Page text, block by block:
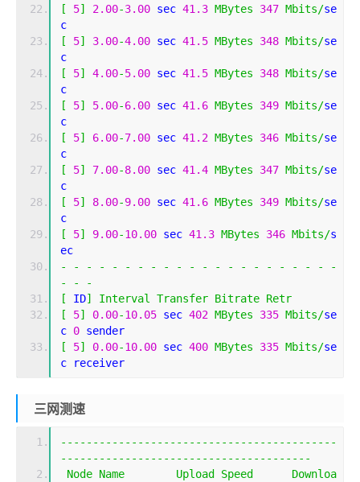
[
5] 2.00-3.00 sec 41.3 MBytes 347 Mbits/se
c
[
5] 3.00-4.00 sec 41.5 MBytes 348 Mbits/se
c
[
5] 4.00-5.00 sec 41.5 MBytes 348 Mbits/se
c
[
5] 5.00-6.00 sec 41.6 MBytes 349 Mbits/se
c
[
5] 6.00-7.00 sec 41.2 MBytes 346 Mbits/se
c
[
5] 7.00-8.00 sec 41.4 MBytes 347 Mbits/se
c
[
5] 8.00-9.00 sec 41.6 MBytes 349 Mbits/se
c
[
5] 9.00-10.00 sec 41.3 MBytes 346 Mbits/s
ec
-
- - - - - - - - - - - - - - - - - - - -
-
-
-
-
[
ID] Interval Transfer Bitrate Retr
[
5] 0.00-10.05 sec 402 MBytes 335 Mbits/se
c 0 sender
[
5] 0.00-10.00 sec 400 MBytes 335 Mbits/se
c receiver
三网测速
-------------------------------------------
---------------------------------------
Node Name Upload Speed
Downloa